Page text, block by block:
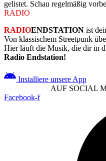
gelistet. Schau regelmäßig
RADIO
RADIOENDSTATION ist
Von klassischem Streetpunk
Hier läuft die Musik, die dir in
Radio Endstation!
Installiere unsere App
AUF SOCIAL
Facebook-f